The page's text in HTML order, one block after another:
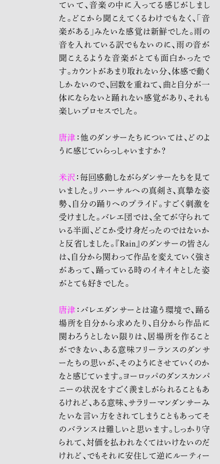
ていて、音楽の中に入ってる感じがしまし
た。どこから聞こえてくるわけでもなく、「音
楽がある」みたいな感覚は新鮮でした。雨の
音を入れている訳でもないのに、雨の音が
聞こえるような音楽がとても面白かったで
す。カウントがあまり取れない分、体感で動く
しかないので、回数を重ねて、曲と自分が一
体にならないと踊れない感覚があり、それも
楽しいプロセスでした。
唐津 ：他のダンサーたちについては、どのよ
うに感じていらっしゃいますか？
米沢 ：毎回感動しながらダンサーたちを見て
いました。リハーサルへの真剣さ、真摯な姿
勢、自分の踊りへのプライド。すごく刺激を
受けました。バレエ団では、全てが守られて
いる半面、どこか受け身だったのではないか
と反省しました。『Rain』のダンサーの皆さん
は、自分から関わって作品を変えていく強さ
があって、踊っている時のイキイキとした姿
がとても好きでした。
唐津 ：バレエダンサーとは違う環境で、踊る
場所を自分から求めたり、自分から作品に
関わろうとしない限りは、居場所を作ること
ができない、ある意味フリーランスのダンサ
ーたちの思いが、そのようにさせていくのか
なと感じています。ヨーロッパのダンスカンパ
ニーの状況をすごく羨ましがられることもあ
るけれど、ある意味、サラリーマンダンサーみ
たいな言い方をされてしまうこともあってそ
のバランスは難しいと思います。しっかり守
られて、対価を払われなくてはいけないのだ
けれど、でもそれに安住して逆にルーティー